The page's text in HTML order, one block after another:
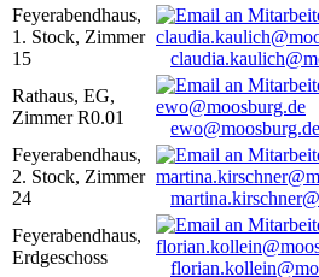
Feyerabendhaus,
1. Stock, Zimmer
15
Rathaus, EG,
Zimmer R0.01
ewo@moosburg.de
Feyerabendhaus,
2. Stock, Zimmer
24
Feyerabendhaus,
Erdgeschoss